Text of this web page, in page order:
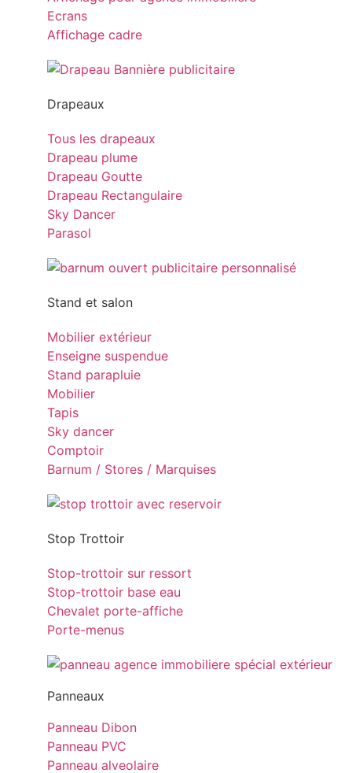
Ecrans
Affichage cadre
Drapeaux
Tous les drapeaux
Drapeau plume
Drapeau Goutte
Drapeau Rectangulaire
Sky Dancer
Parasol
Stand et salon
Mobilier extérieur
Enseigne suspendue
Stand parapluie
Mobilier
Tapis
Sky dancer
Comptoir
Barnum / Stores / Marquises
Stop Trottoir
Stop-trottoir sur ressort
Stop-trottoir base eau
Chevalet porte-affiche
Porte-menus
Panneaux
Panneau Dibon
Panneau PVC
Panneau alveolaire